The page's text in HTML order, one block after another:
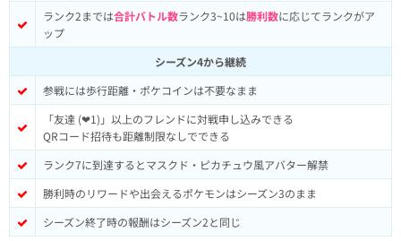
ランク2までは合計バトル数ランク3~10は勝利数に応じてランクがア
ップ
シーズン4から継続
参戦には歩行距離・ポケコインは不要なまま
「友達 (❤︎1)」以上のフレンドに対戦申し込みできる
QRコード招待も距離制限なしでできる
ランク7に到達するとマスクド・ピカチュウ風アバター解禁
勝利時のリワードや出会えるポケモンはシーズン3のまま
シーズン終了時の報酬はシーズン2と同じ